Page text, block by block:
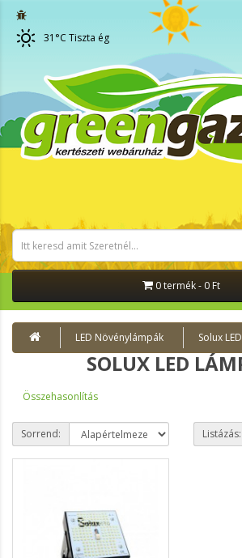
31 °C Tiszta ég
0 termék - 0 Ft
LED Növénylámpák Solux
SOLUX LED
Összehasonlítás
Sorrend: Listázás: